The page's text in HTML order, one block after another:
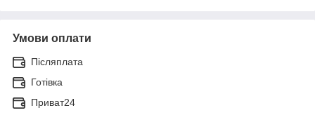
Умови оплати
Післяплата
Готівка
Приват24